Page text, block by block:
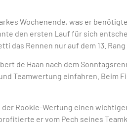
Wochenende, was er
den ersten Lauf für sich
das Rennen nur auf dem 13. Rang
de Haan nach dem
Teamwertung einfahren. Beim
Rookie-Wertung einen
er vom Pech seines